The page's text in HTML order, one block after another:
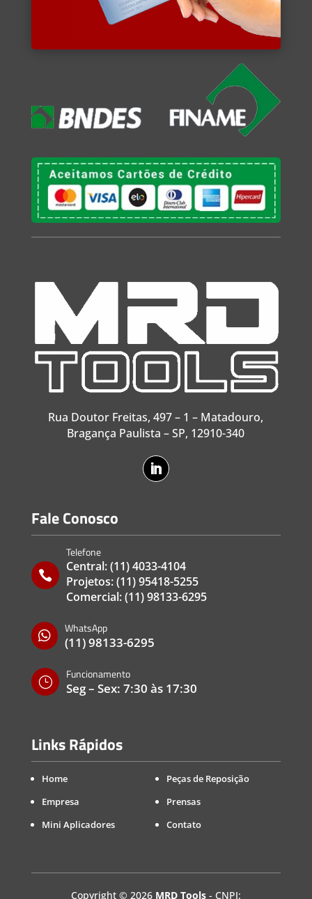
Rua Doutor Freitas, 497 – 1 – Matadouro,
Bragança Paulista – SP, 12910-340
Fale Conosco

Telefone
Central:(11) 4033-4104
Projetos:(11) 95418-5255
Comercial:(11) 98133-6295

WhatsApp
(11) 98133-6295
}
Funcionamento
Seg – Sex: 7:30 às 17:30
Links Rápidos
Home
Empresa
Mini Aplicadores
Peças de Reposição
Prensas
Contato
Copyright © 2026 MRD Tools- CNPJ: